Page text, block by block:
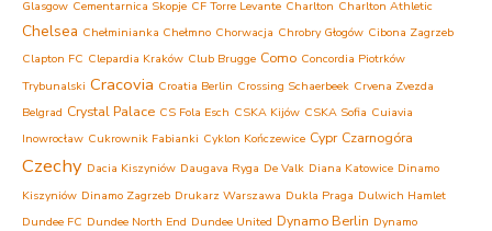
Glasgow Cementarnica Skopje CF Torre Levante Charlton Charlton Athletic
Chelsea Chełminianka Chełmno Chorwacja Chrobry Głogów Cibona Zagrzeb
Clapton FC Clepardia Kraków Club Brugge Como Concordia Piotrków
Trybunalski Cracovia Croatia Berlin Crossing Schaerbeek Crvena Zvezda
Belgrad Crystal Palace CS Fola Esch CSKA Kijów CSKA Sofia Cuiavia
Inowrocław Cukrownik Fabianki Cyklon Kończewice Cypr Czarnogóra
Czechy Dacia Kiszyniów Daugava Ryga De Valk Diana Katowice Dinamo
Kiszyniów Dinamo Zagrzeb Drukarz Warszawa Dukla Praga Dulwich Hamlet
Dundee FC Dundee North End Dundee United Dynamo Berlin Dynamo